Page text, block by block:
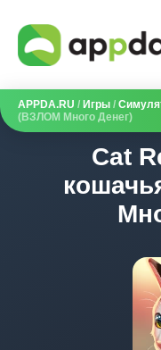
APPDA.RU / Игры /
(ВЗЛОМ Много Денег)
Cat